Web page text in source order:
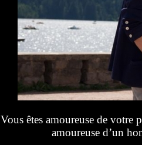
Vous êtes amoureuse de votre
amoureuse d’un